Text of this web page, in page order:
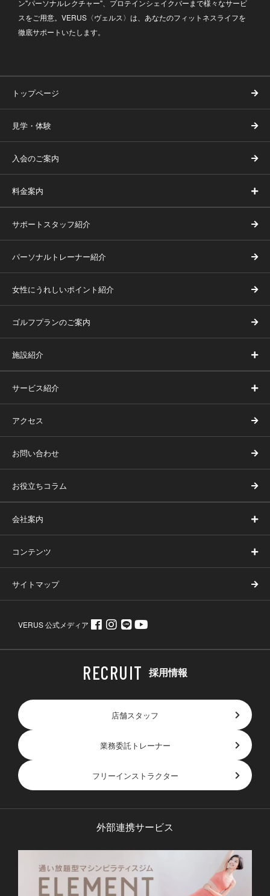
ン"パーソナルレクチャー"、プロテインシェイクバーまで様々なサービ
スをご用意。VERUS〈ヴェルス〉は、あなたのフィットネスライフを
徹底サポートいたします。
トップページ
見学・体験
入会のご案内
料金案内
サポートスタッフ紹介
パーソナルトレーナー紹介
女性にうれしいポイント紹介
ゴルフプランのご案内
施設紹介
サービス紹介
アクセス
お問い合わせ
お役立ちコラム
会社案内
コンテンツ
サイトマップ
VERUS 公式メディア
採用情報
店舗スタッフ
業務委託トレーナー
フリーインストラクター
外部連携サービス